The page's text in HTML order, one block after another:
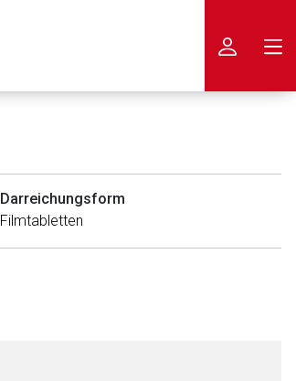
Darreichungsform
Filmtabletten